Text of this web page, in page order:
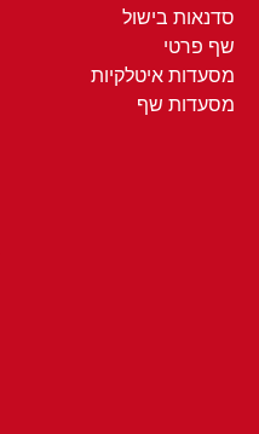
סדנאות בישול
שף פרטי
מסעדות איטלקיות
מסעדות שף